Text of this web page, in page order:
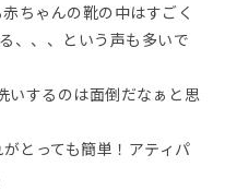
ちゃんの靴の中はすごく
、、、という声も多いで
いするのは面倒だなぁと思
とっても簡単！アティパ